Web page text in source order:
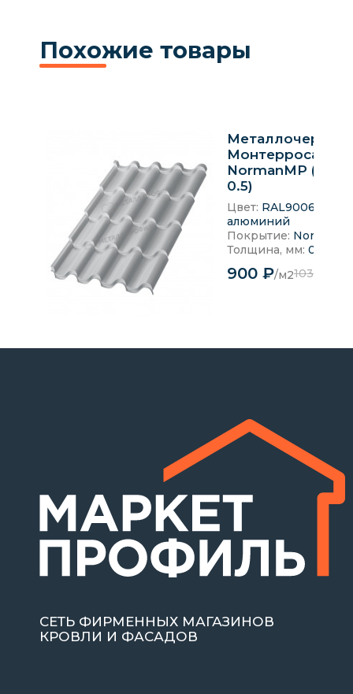
Похожие товары
Монтерроса-X
NormanMP (ПЭ-
0.5)
Цвет: RAL9006
алюминий
Покрытие:
Толщина, мм: 0.5 мм
900 ₽/м21035 ₽
СЕТЬ ФИРМЕННЫХ МАГАЗИНОВ
КРОВЛИ И ФАСАДОВ